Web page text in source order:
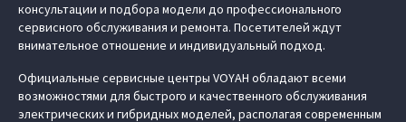
консультации и подбора модели до профессионального
сервисного обслуживания и ремонта. Посетителей ждут
внимательное отношение и индивидуальный подход.
Официальные сервисные центры VOYAH обладают всеми
возможностями для быстрого и качественного обслуживания
электрических и гибридных моделей, располагая современным